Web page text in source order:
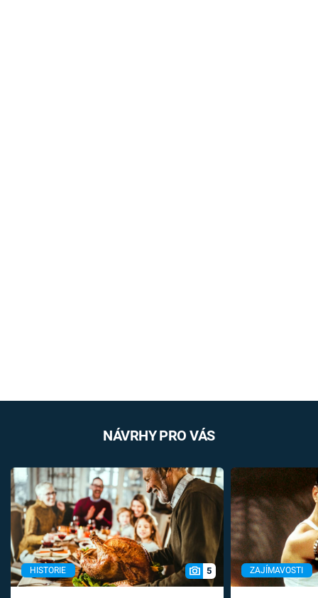
NÁVRHY PRO VÁS
HISTORIE 5 ZAJÍMAVOSTI